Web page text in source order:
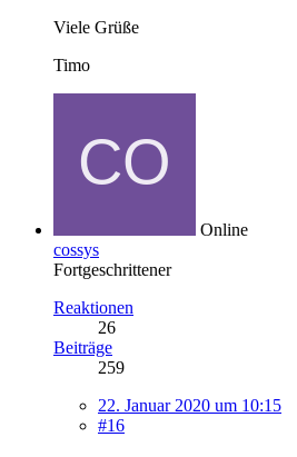
Viele Grüße
Timo
Online
cossys
Fortgeschrittener
Reaktionen
26
Beiträge
259
22. Januar 2020 um 10:15
#16